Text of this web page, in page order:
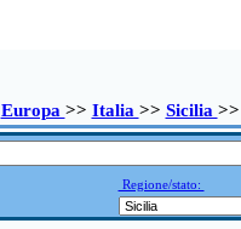
Europa >> Italia >> Sicilia
Regione/stato: